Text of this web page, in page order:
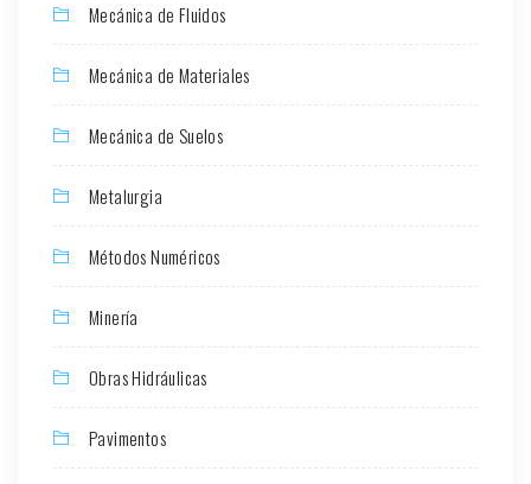
Mecánica de Fluidos
Mecánica de Materiales
Mecánica de Suelos
Metalurgia
Métodos Numéricos
Minería
Obras Hidráulicas
Pavimentos